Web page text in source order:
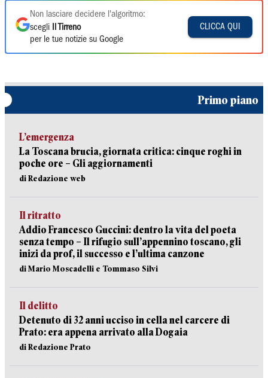
Non lasciare decidere l'algoritmo:
scegli
Il Tirreno
per le tue notizie su Google
CLICCA QUI
Primo piano
L’emergenza
La Toscana brucia, giornata critica: cinque roghi in
poche ore – Gli aggiornamenti
di Redazione web
Il ritratto
Addio Francesco Guccini: dentro la vita del poeta
senza tempo – Il rifugio sull’appennino toscano, gli
inizi da prof, il successo e l’ultima canzone
di Mario Moscadelli e Tommaso Silvi
Il delitto
Detenuto di 32 anni ucciso in cella nel carcere di
Prato: era appena arrivato alla Dogaia
di Redazione Prato